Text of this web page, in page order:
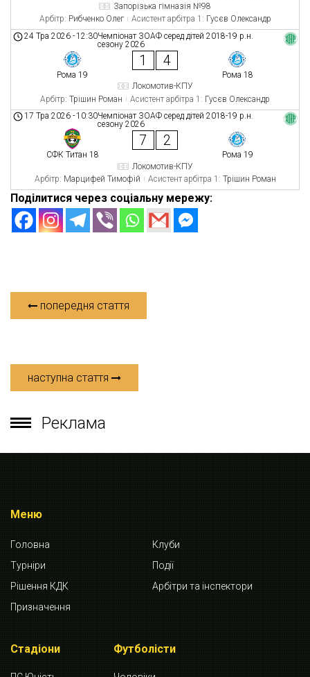
Запорізька гімназія №98
Арбітр: Рибченко Олег Асистент арбітра 1: Гусєв Олександр
Чемпіонат ЗОАФ серед дітей 2018-19 р.н.
сезону 2026
24 Тра 2026 -12:30
Рома 19
1 4
Рома 18
Локомотив-КПУ
Арбітр: Трішин Роман Асистент арбітра 1: Гусєв Олександр
Чемпіонат ЗОАФ серед дітей 2018-19 р.н.
сезону 2026
17 Тра 2026 -10:30
СФК Титан 18
7 2
Рома 19
Локомотив-КПУ
Арбітр: Марцифей Тимофій Асистент арбітра 1: Трішин Роман
Поділитися через соціальну мережу:
попередня стаття
наступна стаття
Реклама
Меню
Головна
Клуби
Турніри
Події
Рішення КДК
Арбітри та інспектори
Призначення
Стадіони Футболісти